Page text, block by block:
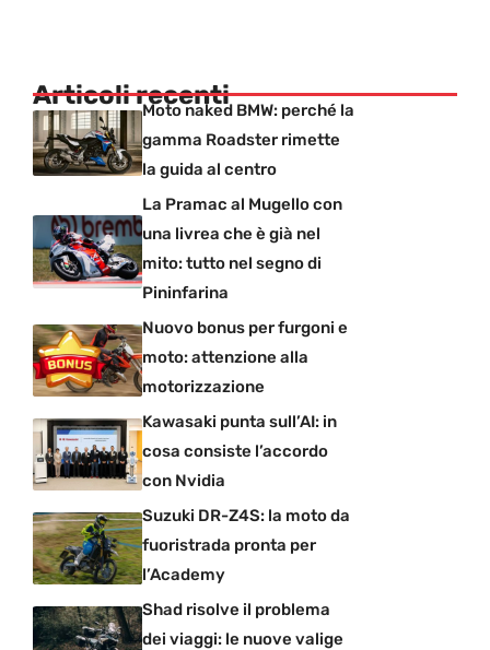
Articoli recentiMoto naked BMW: perché la
gamma Roadster rimette
la guida al centro
La Pramac al Mugello con
una livrea che è già nel
mito: tutto nel segno di
Pininfarina
Nuovo bonus per furgoni e
moto: attenzione alla
motorizzazione
Kawasaki punta sull’AI: in
cosa consiste l’accordo
con Nvidia
Suzuki DR-Z4S: la moto da
fuoristrada pronta per
l’Academy
Shad risolve il problema
dei viaggi: le nuove valige